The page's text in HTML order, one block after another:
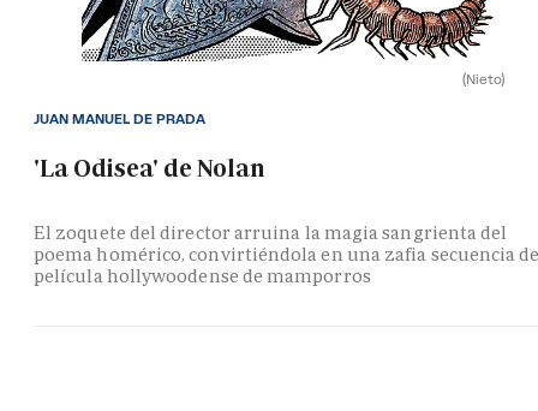
(Nieto)
'La Odisea' de Nolan
El zoquete del director arruina la magia sangrienta del
poema homérico, convirtiéndola en una zafia secuencia
película hollywoodense de mamporros
JUAN MANUEL DE PRADA